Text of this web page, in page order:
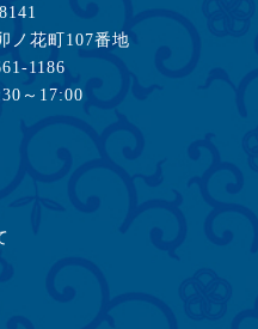
ノ花町107番地
1186
～17:00